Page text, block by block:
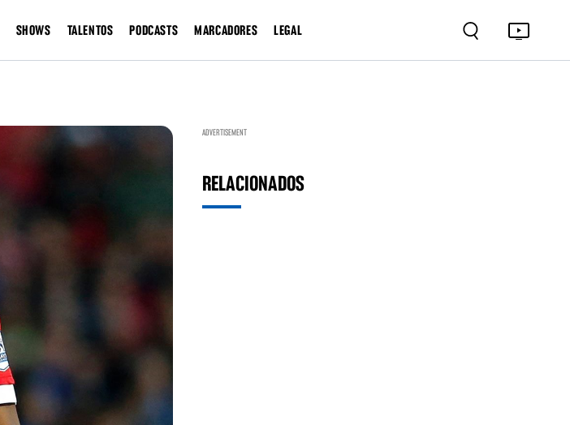
SHOWS TALENTOS PODCASTS MARCADORES LEGAL
ADVERTISEMENT
RELACIONADOS